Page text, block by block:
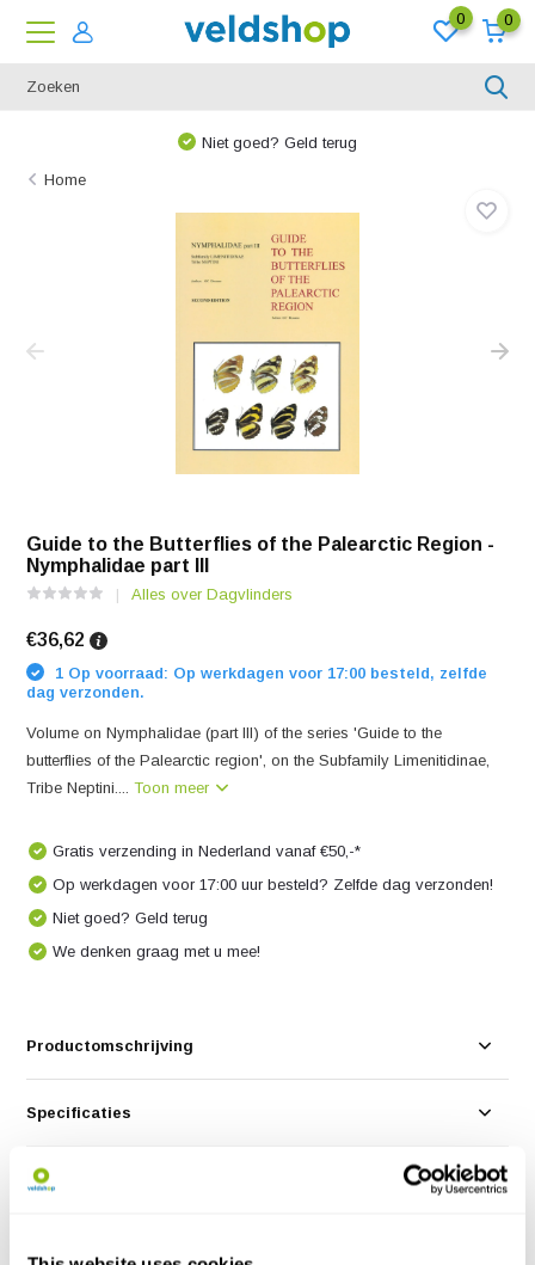
0 0
Niet goed? Geld terug
Home
Guide to the Butterflies of the Palearctic Region -
Nymphalidae part III
Alles over Dagvlinders
€36,62
1 Op voorraad: Op werkdagen voor 17:00 besteld, zelfde
dag verzonden.
Volume on Nymphalidae (part III) of the series 'Guide to the
butterflies of the Palearctic region', on the Subfamily Limenitidinae,
Tribe Neptini....Toon meer
Gratis verzending in Nederland vanaf €50,-*
Op werkdagen voor 17:00 uur besteld? Zelfde dag verzonden!
Niet goed? Geld terug
We denken graag met u mee!
Productomschrijving
Specificaties
Reviews